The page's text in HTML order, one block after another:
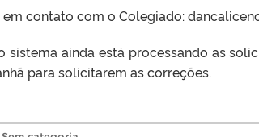
contato com o Colegiado:
sistema ainda está processando as
para solicitarem as correções.